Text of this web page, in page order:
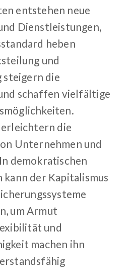
entstehen neue
Dienstleistungen,
heben
und
steigern die
schaffen vielfältige
die
Unternehmen und
demokratischen
der Kapitalismus
um Armut
und
machen ihn